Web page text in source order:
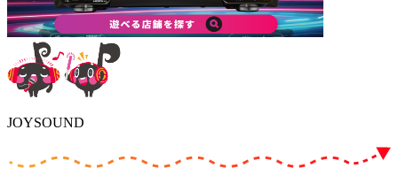
JOYSOUND